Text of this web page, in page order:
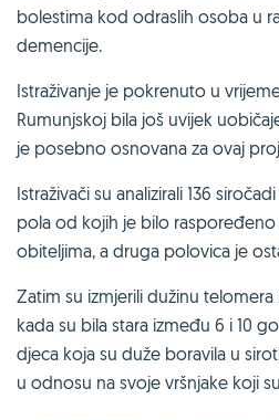
bolestima kod odraslih osoba u
demencije.
Istraživanje je pokrenuto u
Rumunjskoj bila još uvijek
je posebno osnovana za ovaj
Istraživači su analizirali 136
pola od kojih je bilo
obiteljima, a druga polovica je
Zatim su izmjerili dužinu telomera
kada su bila stara između 6 i 10
djeca koja su duže boravila u
u odnosu na svoje vršnjake koji